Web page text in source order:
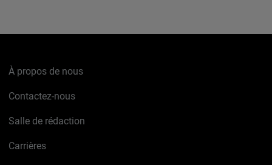
À propos de nous
Contactez-nous
Salle de rédaction
Carrières